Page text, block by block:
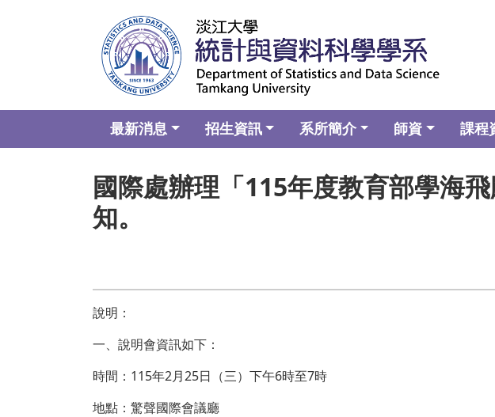
最新消息 招生資訊 系所簡介 師資 課程
國際處辦理「115年度教育部學海
知。
說明：
一、說明會資訊如下：
時間：115年2月25日（三）下午6時至7時
地點：驚聲國際會議廳